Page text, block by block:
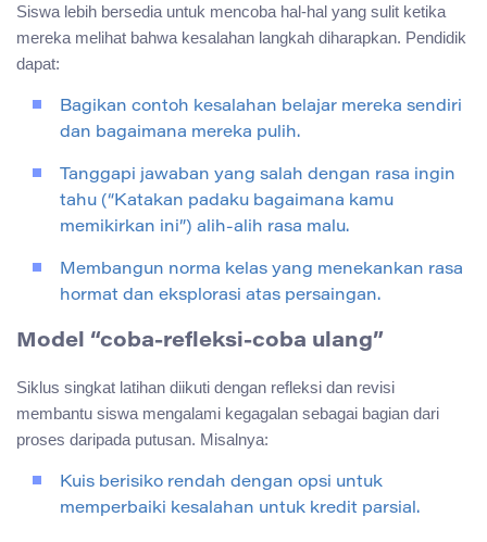
Siswa lebih bersedia untuk mencoba hal-hal yang sulit ketika
mereka melihat bahwa kesalahan langkah diharapkan. Pendidik
dapat:
Bagikan contoh kesalahan belajar mereka sendiri
dan bagaimana mereka pulih.
Tanggapi jawaban yang salah dengan rasa ingin
tahu (“Katakan padaku bagaimana kamu
memikirkan ini”) alih-alih rasa malu.
Membangun norma kelas yang menekankan rasa
hormat dan eksplorasi atas persaingan.
Model “coba-refleksi-coba ulang”
Siklus singkat latihan diikuti dengan refleksi dan revisi
membantu siswa mengalami kegagalan sebagai bagian dari
proses daripada putusan. Misalnya:
Kuis berisiko rendah dengan opsi untuk
memperbaiki kesalahan untuk kredit parsial.